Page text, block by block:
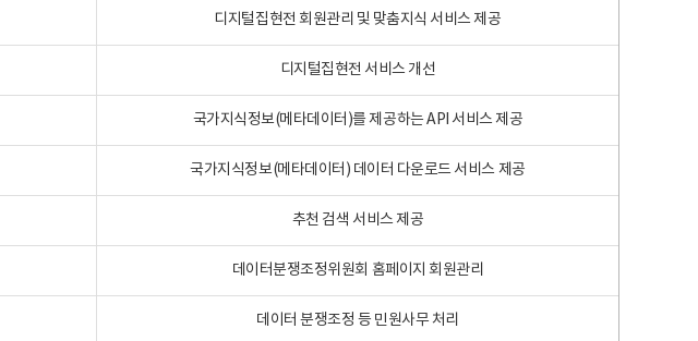
디지털집현전 회원관리 및 맞춤지식 서비스 제공
디지털집현전 서비스 개선
국가지식정보(메타데이터)를 제공하는 API 서비스 제공
국가지식정보(메타데이터) 데이터 다운로드 서비스 제공
추천 검색 서비스 제공
데이터분쟁조정위원회 홈페이지 회원관리
데이터 분쟁조정 등 민원사무 처리